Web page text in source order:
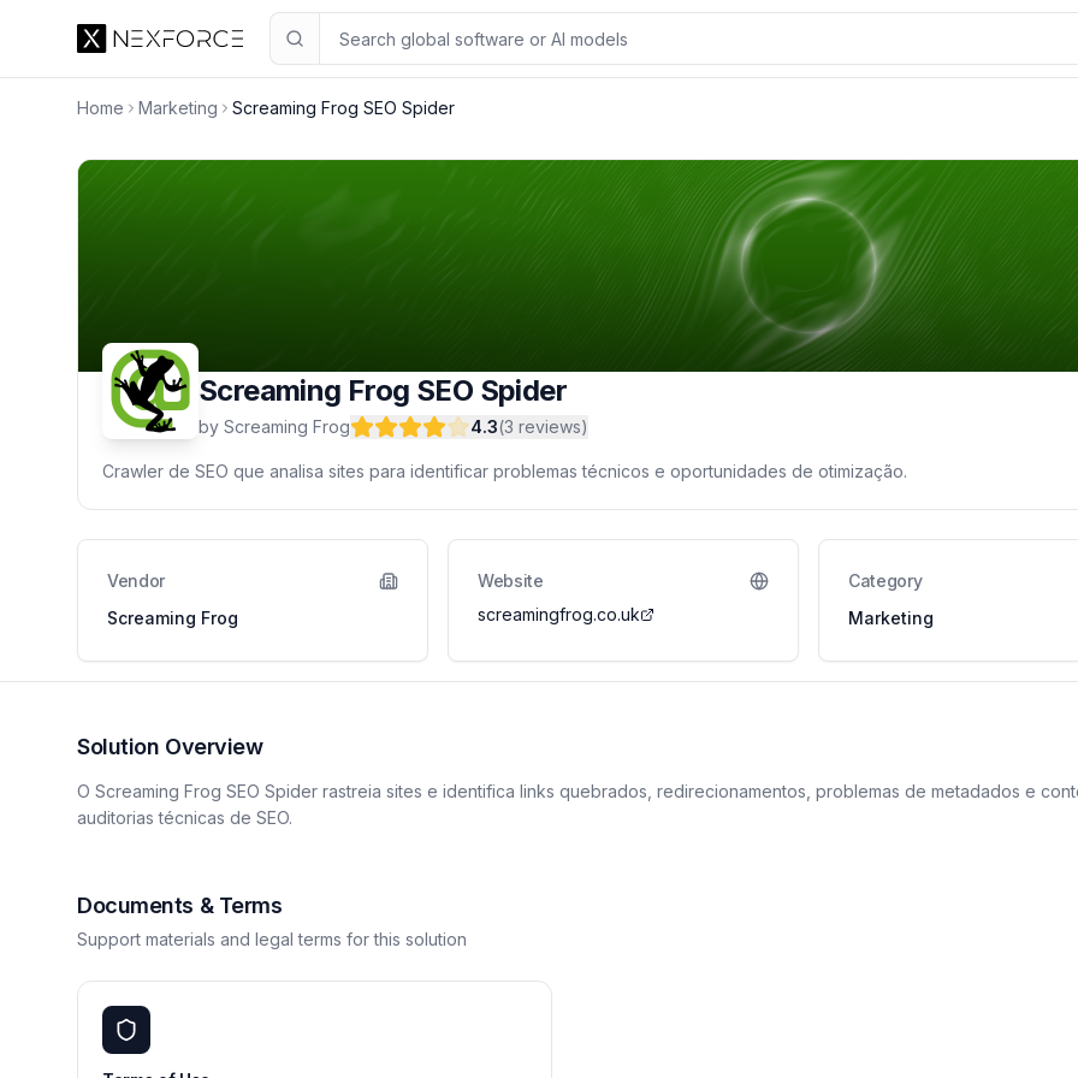
Home Marketing Screaming Frog SEO Spider
Screaming Frog SEO Spider
by Screaming Frog 4.3(3 reviews)
Crawler de SEO que analisa sites para identificar problemas técnicos e oportunidades de otimização.
Vendor
Screaming Frog
Website
screamingfrog.co.uk
Category
Marketing
Solution Overview
O Screaming Frog SEO Spider rastreia sites e identifica links quebrados, redirecionamentos, problemas de metadados e
auditorias técnicas de SEO.
Documents & Terms
Support materials and legal terms for this solution
Screaming Frog SEO Spider
4.3